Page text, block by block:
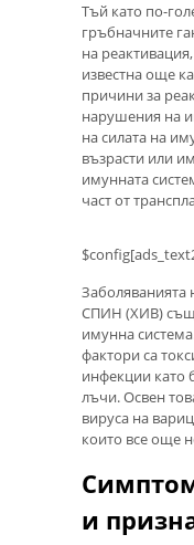
Тъй като по-
гръбначните
на
известна още
причини за
нарушения на
на силата на
възрасти или
имунната
част от
Заболяванията
СПИН (ХИВ)
имунна
фактори са
инфекции като
лъчи. Освен
вируса на
които все още
и